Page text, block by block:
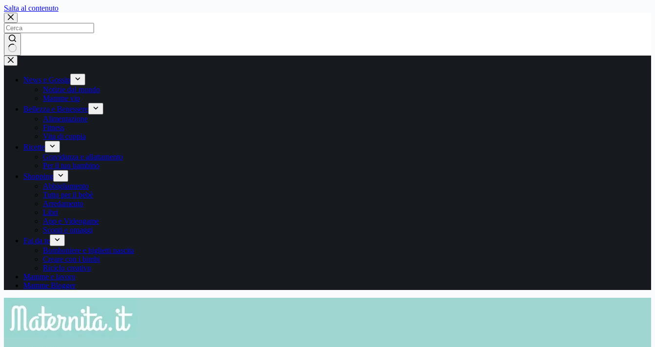
Salta al contenutoSalta
contenuto
Nessun
risultato
News e Gossip
Notizie dal mondo
Mamme vip
Bellezza e Benessere
Alimentazione
Fitness
Vita di coppia
Ricette
Gravidanza e allattamento
Per il tuo bambino
Shopping
Abbigliamento
Tutto per il bebè
Arredamento
Libri
App e Videogame
Sconti e omaggi
Fai da te
Bomboniere e biglietti nascita
Creare con i bimbi
Riciclo creativo
Mamme e lavoro
Mamme Blogger